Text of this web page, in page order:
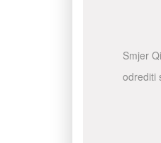
Smjer
odrediti